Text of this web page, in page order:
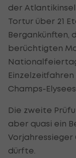
der
Tortur über 21
Bergankünften,
berüchtigten
Nationalfeiertag
Champs-
Die zweite
aber quasi ein
dürfte.